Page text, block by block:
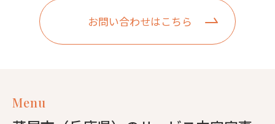
お問い合わせはこちら
Menu